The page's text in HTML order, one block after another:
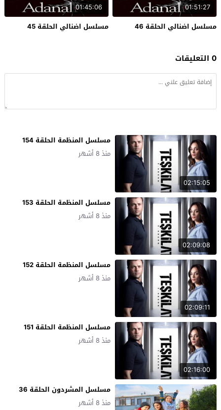
01:51:27
مسلسل اضنالي الحلقة 46
01:45:06
مسلسل اضنالي الحلقة 45
0 التعليقات
02:15:05
مسلسل المنظمة الحلقة 154
منذ 8 أشهر
02:09:08
مسلسل المنظمة الحلقة 153
منذ 8 أشهر
02:09:11
مسلسل المنظمة الحلقة 152
منذ 8 أشهر
02:16:00
مسلسل المنظمة الحلقة 151
منذ 8 أشهر
مسلسل المشردون الحلقة 36
منذ 8 أشهر